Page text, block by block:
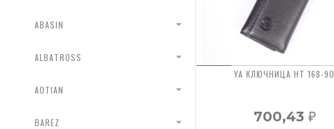
ABASIN
ALBATROSS
AOTIAN
BAREZ
YA КЛЮЧНИЦА HT 168-90
700,43 ₽